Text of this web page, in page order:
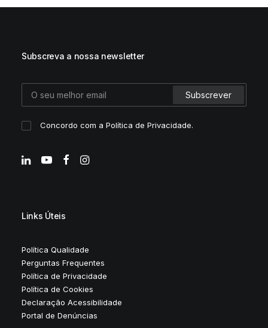
Subscreva a nossa newsletter
Concordo com aPolítica de Privacidade.
Links Úteis
Política Qualidade
Perguntas Frequentes
Política de Privacidade
Política de Cookies
Declaração Acessibilidade
Portal de Denúncias